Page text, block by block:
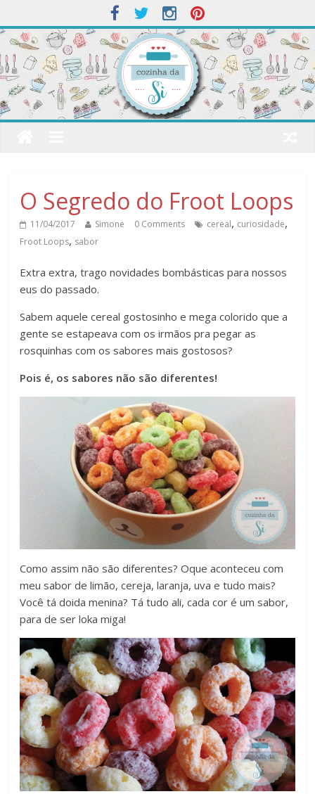
O Segredo do Froot Loops
11/04/2017 Simone 0 Comments cereal, curiosidade,
Froot Loops, sabor
Extra extra, trago novidades bombásticas para nossos
eus do passado.
Sabem aquele cereal gostosinho e mega colorido que a
gente se estapeava com os irmãos pra pegar as
rosquinhas com os sabores mais gostosos?
Pois é, os sabores não são diferentes!
Como assim não são diferentes? Oque aconteceu com
meu sabor de limão, cereja, laranja, uva e tudo mais?
Você tá doida menina? Tá tudo ali, cada cor é um sabor,
para de ser loka miga!